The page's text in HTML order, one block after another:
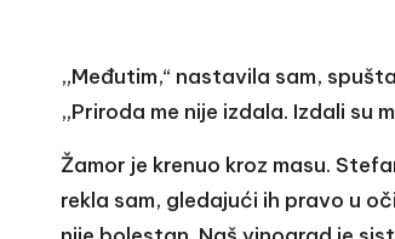
„Međutim,“ nastavila sam,
„Priroda me nije izdala. Izdali su
Žamor je krenuo kroz masu.
rekla sam, gledajući ih pravo u